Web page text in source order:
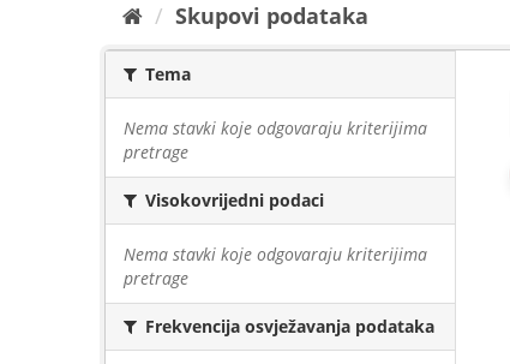
Skupovi podаtаkа
Tema
Nema stavki koje odgovaraju kriterijima
pretrage
Visokovrijedni podaci
Nema stavki koje odgovaraju kriterijima
pretrage
Frekvencija osvježavanja podataka